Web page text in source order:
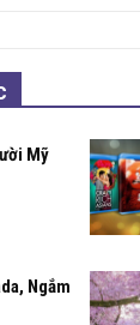
Mỹ
Ngắm